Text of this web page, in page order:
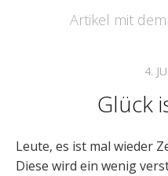
Artikel mit dem
4.
Glück
Leute, es ist mal wieder
Diese wird ein wenig